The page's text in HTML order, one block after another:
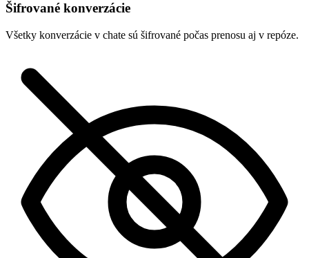
Šifrované konverzácie
Všetky konverzácie v chate sú šifrované počas prenosu aj v repóze.